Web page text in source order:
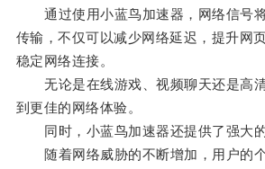
通过使用小蓝鸟加速器，网络信号
传输，不仅可以减少网络延迟，提升网
稳定网络连接。
无论是在线游戏、视频聊天还是高
到更佳的网络体验。
同时，小蓝鸟加速器还提供了强大的
随着网络威胁的不断增加，用户的